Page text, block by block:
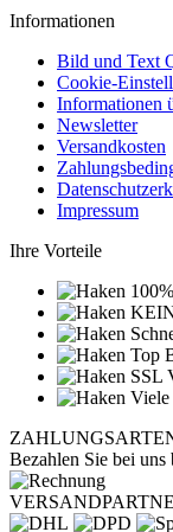
Informationen
Bild und Text
Cookie-
Informationen
Newsletter
Versandkosten
Impressum
Ihre Vorteile
Top
SSL
Bezahlen Sie bei